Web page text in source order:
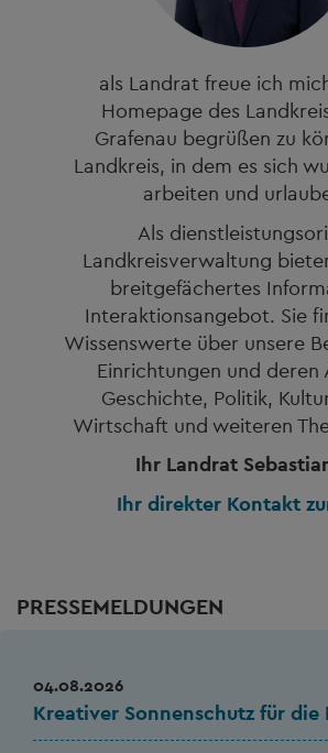
als Landrat freue ich
Homepage des
Grafenau begrüßen zu
Landkreis, in dem es sich
arbeiten und
Als
Landkreisverwaltung
breitgefächertes
Interaktionsangebot. Sie
Wissenswerte über unsere
Einrichtungen und deren
Geschichte, Politik,
Wirtschaft und weiteren
Ihr Landrat
Ihr direkter Kontakt
PRESSEMELDUNGEN
04.08.2026
Kreativer Sonnenschutz für die